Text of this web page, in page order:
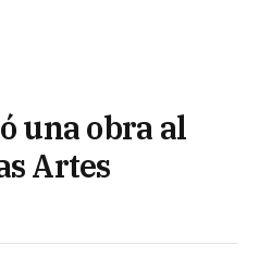
una obra al
Artes